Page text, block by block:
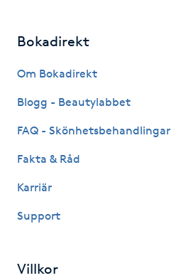
Hot Stone Massage
Hot yoga
Huduppstramning
Bokadirekt
Om Bokadirekt
Blogg - Beautylabbet
FAQ - Skönhetsbehandlingar
Fakta & Råd
Karriär
Support
Villkor